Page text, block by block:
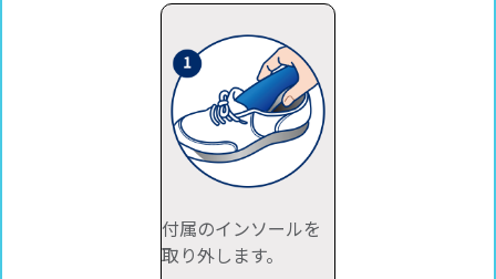
付属のインソールを
取り外します。